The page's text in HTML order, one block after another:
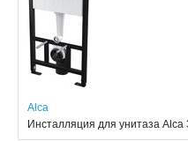
Alca
Инсталляция для унитаза